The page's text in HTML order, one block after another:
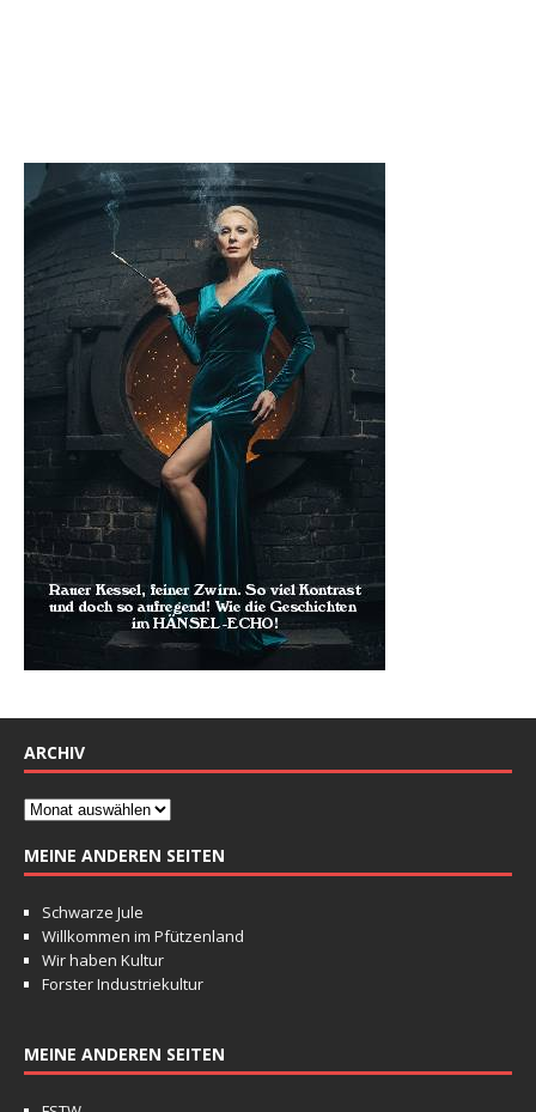
ARCHIV
MEINE ANDEREN SEITEN
Schwarze Jule
Willkommen im Pfützenland
Wir haben Kultur
Forster Industriekultur
MEINE ANDEREN SEITEN